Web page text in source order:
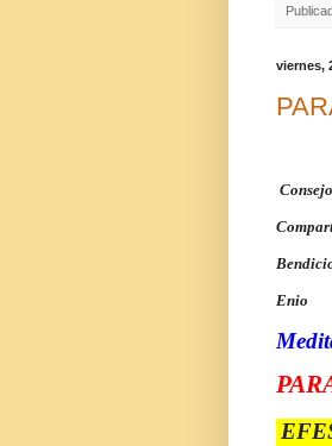
viernes,
Enio